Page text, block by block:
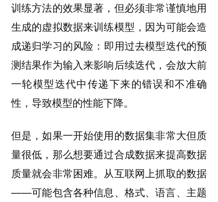
训练方法的效果显著，但必须非常谨慎地用
生成的虚拟数据来训练模型，因为可能会造
成递归学习的风险： 即用过去模型迭代的预
测结果作为输入来影响后续迭代，会放大前
一轮模型迭代中传递下来的错误和不准确
性，导致模型的性能下降。
但是，如果一开始使用的数据集非常大但质
量很低，那么想要通过合成数据来提高数据
质量就会非常困难。从互联网上抓取的数据
——可能包含各种信息、格式、语言、主题